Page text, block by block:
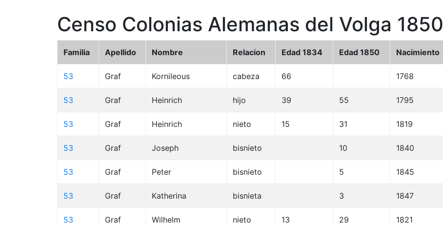
Censo Colonias Alemanas del Volga 1850
Familia Apellido Nombre Relacion Edad 1834 Edad 1850 Nacimiento
53 Graf Kornileous cabeza 66 1768
53 Graf Heinrich hijo 39 55 1795
53 Graf Heinrich nieto 15 31 1819
53 Graf Joseph bisnieto 10 1840
53 Graf Peter bisnieto 5 1845
53 Graf Katherina bisnieta 3 1847
53 Graf Wilhelm nieto 13 29 1821